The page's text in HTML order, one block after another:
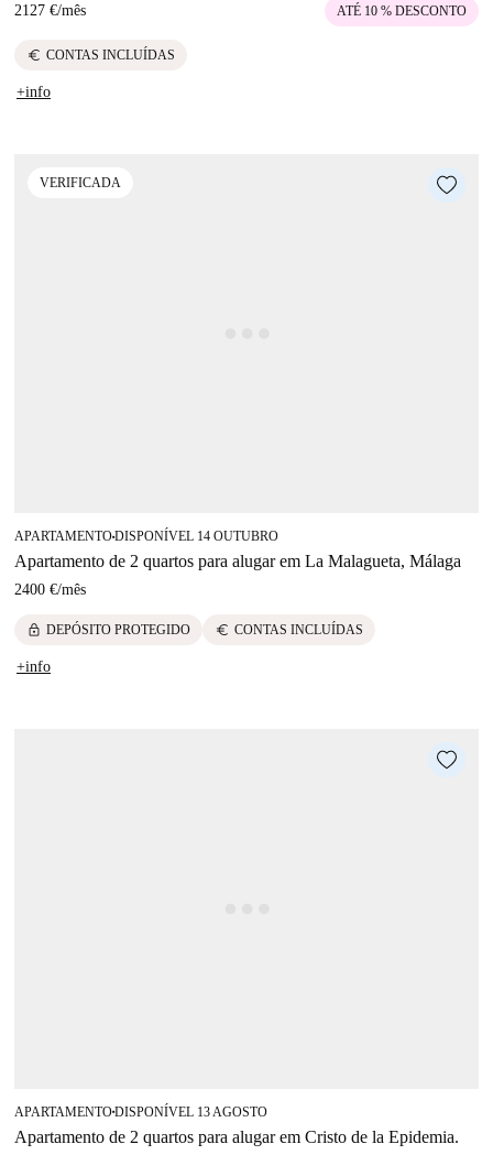
2127 €/mês ATÉ 10 % DESCONTO
euro CONTAS INCLUÍDAS
+info
VERIFICADA
APARTAMENTO■DISPONÍVEL 14 OUTUBRO
Apartamento de 2 quartos para alugar em La Malagueta, Málaga
2400 €/mês
lock DEPÓSITO PROTEGIDO euro CONTAS INCLUÍDAS
+info
APARTAMENTO■DISPONÍVEL 13 AGOSTO
Apartamento de 2 quartos para alugar em Cristo de la Epidemia.